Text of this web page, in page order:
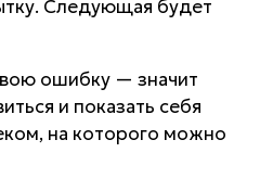
Следующая будет
ошибку — значит
и показать себя
на которого можно